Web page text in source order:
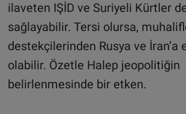
ilaveten IŞİD ve Suriyeli Kürtler
sağlayabilir. Tersi olursa,
destekçilerinden Rusya ve İran’a
olabilir. Özetle Halep jeopolitiğin
belirlenmesinde bir etken.